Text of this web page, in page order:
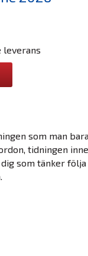
leverans
som man
tidningen
som tänker